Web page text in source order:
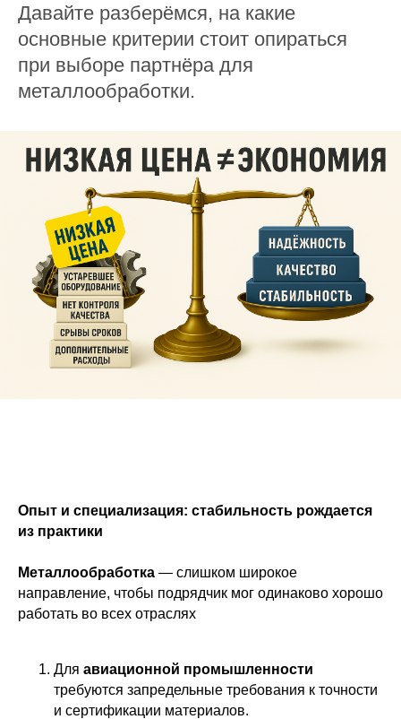
Давайте разберёмся, на какие
основные критерии стоит опираться
при выборе партнёра для
металлообработки.
Опыт и специализация: стабильность рождается
из практики
Металлообработка — слишком широкое
направление, чтобы подрядчик мог одинаково хорошо
работать во всех отраслях
Для авиационной промышленности
требуются запредельные требования к точности
и сертификации материалов.